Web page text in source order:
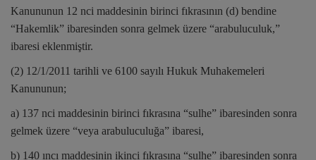
Kanununun 12 nci maddesinin birinci fıkrasının (d) bendine
“Hakemlik” ibaresinden sonra gelmek üzere “arabuluculuk,”
ibaresi eklenmiştir.
(2) 12/1/2011 tarihli ve 6100 sayılı Hukuk Muhakemeleri
Kanununun;
a) 137 nci maddesinin birinci fıkrasına “sulhe” ibaresinden sonra
gelmek üzere “veya arabuluculuğa” ibaresi,
b) 140 ıncı maddesinin ikinci fıkrasına “sulhe” ibaresinden sonra